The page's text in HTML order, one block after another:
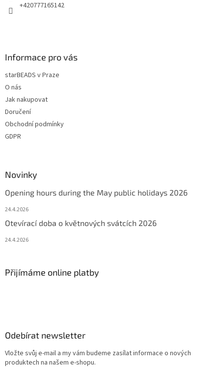
+420777165142
Informace pro vás
starBEADS v Praze
O nás
Jak nakupovat
Doručení
Obchodní podmínky
GDPR
Novinky
Opening hours during the May public holidays 2026
24.4.2026
Otevírací doba o květnových svátcích 2026
24.4.2026
Přijímáme online platby
Odebírat newsletter
Vložte svůj e-mail a my vám budeme zasílat informace o nových
produktech na našem e-shopu.